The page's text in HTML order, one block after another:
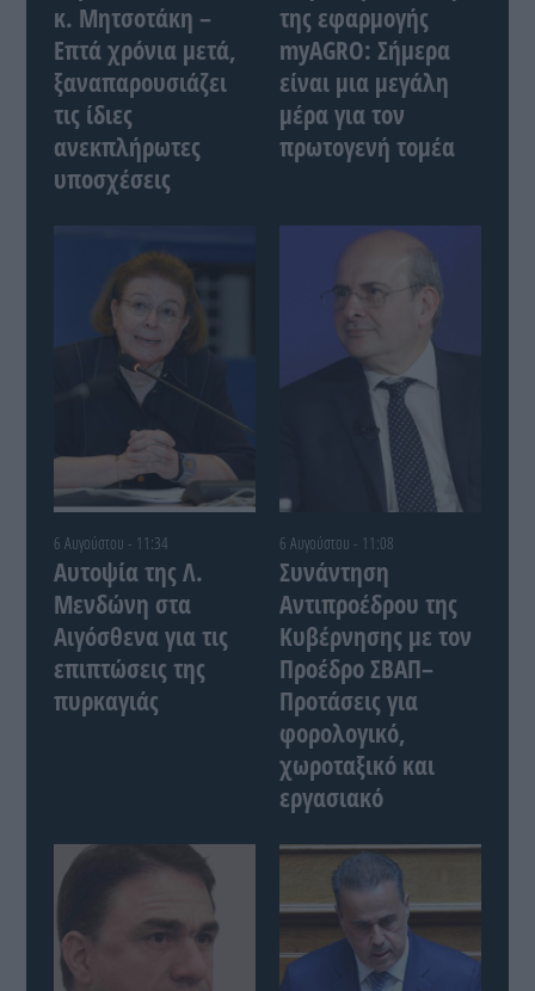
κ. Μητσοτάκη –
Επτά χρόνια μετά,
ξαναπαρουσιάζει
τις ίδιες
ανεκπλήρωτες
υποσχέσεις
της εφαρμογής
myAGRO: Σήμερα
είναι μια μεγάλη
μέρα για τον
πρωτογενή τομέα
6 Αυγούστου - 11:34
Αυτοψία της Λ.
Μενδώνη στα
Αιγόσθενα για τις
επιπτώσεις της
πυρκαγιάς
6 Αυγούστου - 11:08
Συνάντηση
Αντιπροέδρου της
Κυβέρνησης με τον
Προέδρο ΣΒΑΠ–
Προτάσεις για
φορολογικό,
χωροταξικό και
εργασιακό